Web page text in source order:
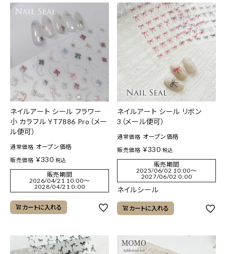
ネイルアート シール フラワー
小 カラフル YT7886 Pro（メー
ル便可）
通常価格 オープン価格
販売価格 ¥330 税込
販売期間
2026/04/21 10:00〜
2028/04/21 0:00
カートに入れる
ネイルアート シール リボン
3（メール便可）
通常価格 オープン価格
販売価格 ¥330 税込
販売期間
2025/06/02 10:00〜
2027/06/02 0:00
ネイルシール
カートに入れる